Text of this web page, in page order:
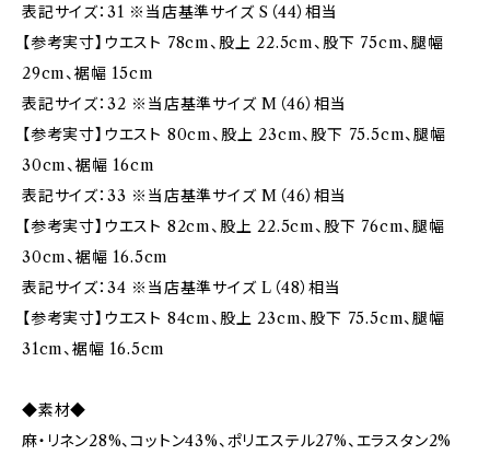
表記サイズ：31 ※当店基準サイズ S（44）相当
【参考実寸】ウエスト 78cm、股上 22.5cm、股下 75cm、腿幅
29cm、裾幅 15cm
表記サイズ：32 ※当店基準サイズ M（46）相当
【参考実寸】ウエスト 80cm、股上 23cm、股下 75.5cm、腿幅
30cm、裾幅 16cm
表記サイズ：33 ※当店基準サイズ M（46）相当
【参考実寸】ウエスト 82cm、股上 22.5cm、股下 76cm、腿幅
30cm、裾幅 16.5cm
表記サイズ：34 ※当店基準サイズ L（48）相当
【参考実寸】ウエスト 84cm、股上 23cm、股下 75.5cm、腿幅
31cm、裾幅 16.5cm
◆素材◆
麻・リネン28%、コットン43%、ポリエステル27%、エラスタン2%